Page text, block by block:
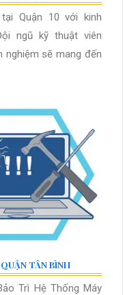
Quận 10 với kinh
ngũ kỹ thuật viên
nghiệm sẽ mang đến
TÂN BÌNH
Trì Hệ Thống Máy